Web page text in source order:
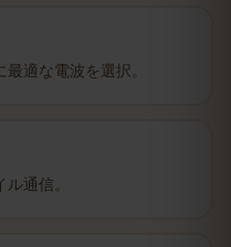
適な電波を選択。
通信。